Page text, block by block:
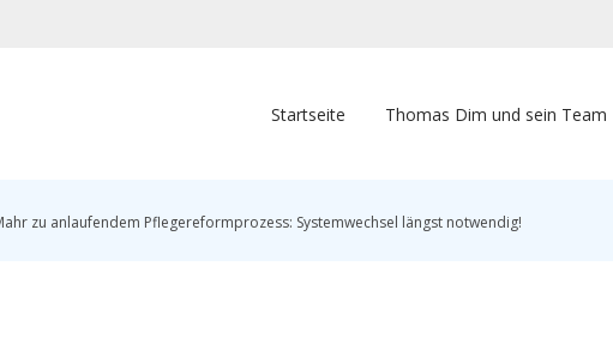
Startseite Thomas Dim und sein Team
zu anlaufendem Pflegereformprozess: Systemwechsel längst notwendig!